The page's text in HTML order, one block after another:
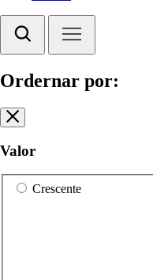
Ordernar por:
Valor
Crescente